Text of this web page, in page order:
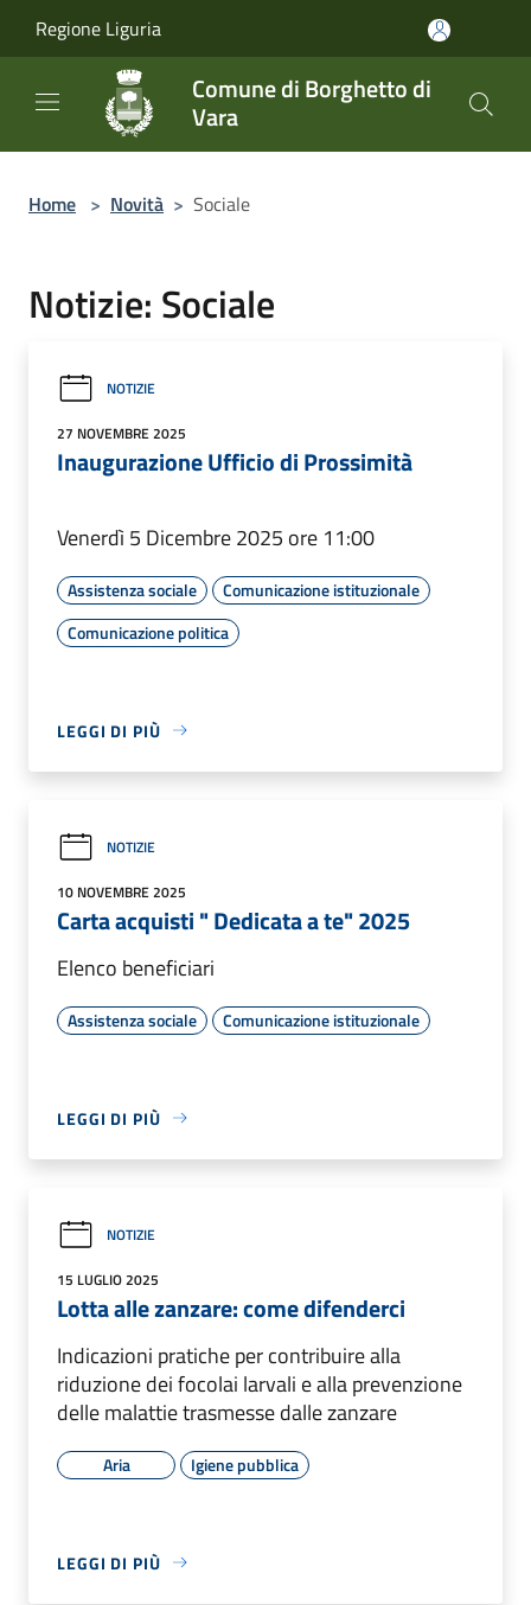
Regione Liguria
Comune di Borghetto di
Vara
Home > Novità > Sociale
Notizie: Sociale
NOTIZIE
27 NOVEMBRE 2025
Inaugurazione Ufficio di Prossimità
Venerdì 5 Dicembre 2025 ore 11:00
Assistenza sociale
Comunicazione istituzionale
Comunicazione politica
LEGGI DI PIÙ
NOTIZIE
10 NOVEMBRE 2025
Carta acquisti " Dedicata a te" 2025
Elenco beneficiari
Assistenza sociale Comunicazione istituzionale
LEGGI DI PIÙ
NOTIZIE
15 LUGLIO 2025
Lotta alle zanzare: come difenderci
Indicazioni pratiche per contribuire alla
riduzione dei focolai larvali e alla prevenzione
delle malattie trasmesse dalle zanzare
Aria Igiene pubblica
LEGGI DI PIÙ